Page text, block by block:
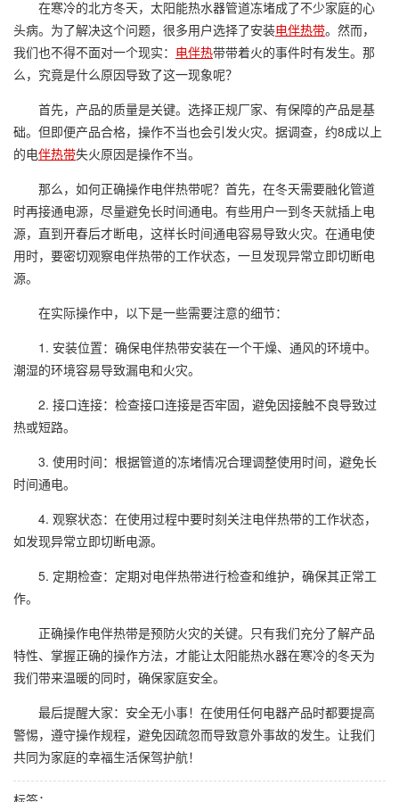
在寒冷的北方冬天，太阳能热水器管道冻堵成了不少家庭的心
头病。为了解决这个问题，很多用户选择了安装电伴热带。然而，
我们也不得不面对一个现实： 电伴热带带着火的事件时有发生。那
么，究竟是什么原因导致了这一现象呢？
首先，产品的质量是关键。选择正规厂家、有保障的产品是基
础。但即便产品合格，操作不当也会引发火灾。据调查，约8成以上
的电伴热带失火原因是操作不当。
那么，如何正确操作电伴热带呢？首先，在冬天需要融化管道
时再接通电源，尽量避免长时间通电。有些用户一到冬天就插上电
源，直到开春后才断电，这样长时间通电容易导致火灾。在通电使
用时，要密切观察电伴热带的工作状态，一旦发现异常立即切断电
源。
在实际操作中，以下是一些需要注意的细节：
1. 安装位置：确保电伴热带安装在一个干燥、通风的环境中。
潮湿的环境容易导致漏电和火灾。
2. 接口连接：检查接口连接是否牢固，避免因接触不良导致过
热或短路。
3. 使用时间：根据管道的冻堵情况合理调整使用时间，避免长
时间通电。
4. 观察状态：在使用过程中要时刻关注电伴热带的工作状态，
如发现异常立即切断电源。
5. 定期检查：定期对电伴热带进行检查和维护，确保其正常工
作。
正确操作电伴热带是预防火灾的关键。只有我们充分了解产品
特性、掌握正确的操作方法，才能让太阳能热水器在寒冷的冬天为
我们带来温暖的同时，确保家庭安全。
最后提醒大家：安全无小事！在使用任何电器产品时都要提高
警惕，遵守操作规程，避免因疏忽而导致意外事故的发生。让我们
共同为家庭的幸福生活保驾护航！